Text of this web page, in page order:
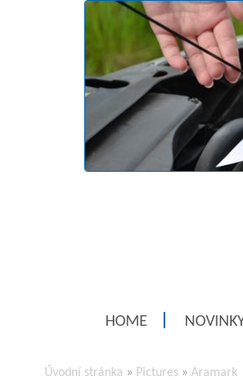
HOME
Úvodní stránka » Pictures » Aramark